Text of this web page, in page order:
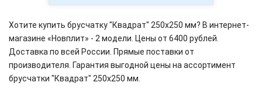
Хотите купить брусчатку "Квадрат" 250х250 мм? В интернет-
магазине «Новплит» - 2 модели. Цены от 6400 рублей.
Доставка по всей России. Прямые поставки от
производителя. Гарантия выгодной цены на ассортимент
брусчатки "Квадрат" 250х250 мм.